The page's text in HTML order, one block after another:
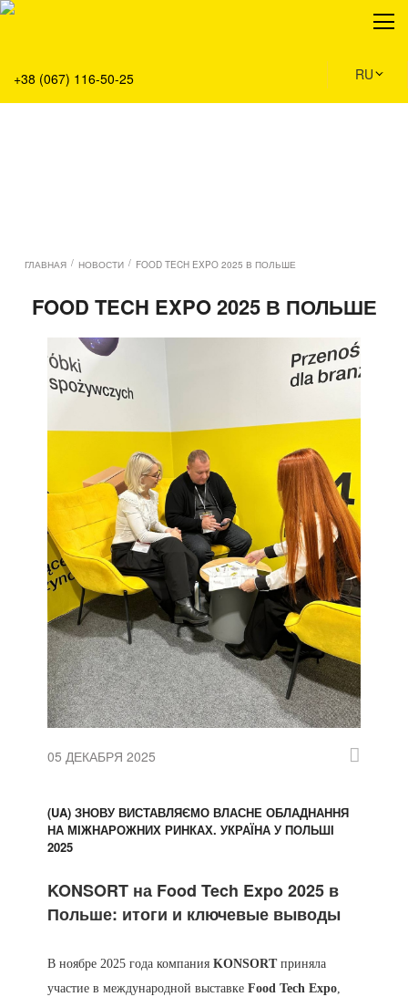
+38 (067) 116-50-25 RU
О нас
Сервис
Решения
ГЛАВНАЯ / НОВОСТИ / FOOD TECH EXPO 2025 В ПОЛЬШЕ
FOOD TECH EXPO 2025 В ПОЛЬШЕ
05 ДЕКАБРЯ 2025
(UA) ЗНОВУ ВИСТАВЛЯЄМО ВЛАСНЕ ОБЛАДНАННЯ
НА МІЖНАРОЖНИХ РИНКАХ. УКРАЇНА У ПОЛЬШІ
2025
KONSORT на Food Tech Expo 2025 в
Польше: итоги и ключевые выводы
В ноябре 2025 года компанияKONSORTприняла
участие в международной выставкеFood Tech Expo,